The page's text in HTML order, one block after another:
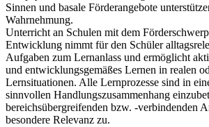
Sinnen und basale Förderangebote
Wahrnehmung.
Unterricht an Schulen mit dem
Entwicklung nimmt für den Schüler
Aufgaben zum Lernanlass und ermöglicht
und entwicklungsgemäßes Lernen in realen
Lernsituationen. Alle Lernprozesse sind in
sinnvollen Handlungszusammenhang
bereichsübergreifenden bzw. -verbindenden
besondere Relevanz zu.